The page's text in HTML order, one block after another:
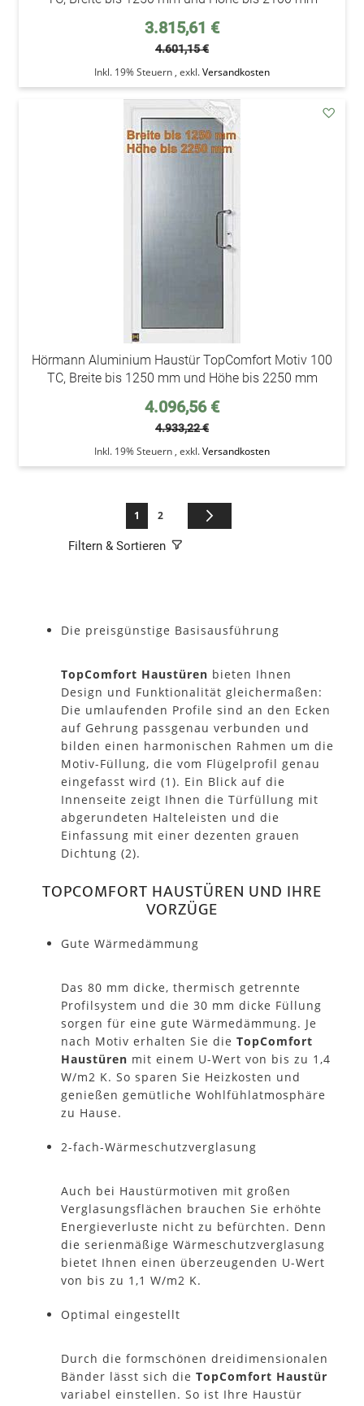
Sonderpreis
3.815,61 €
4.601,15 €
Inkl. 19% Steuern , exkl.Versandkosten
Hörmann Aluminium Haustür TopComfort Motiv 100
TC, Breite bis 1250 mm und Höhe bis 2250 mm
Sonderpreis
4.096,56 €
4.933,22 €
Inkl. 19% Steuern , exkl.Versandkosten
Seite
Sie lesen gerade die Seite
1 Seite
2
Filtern & Sortieren
Die preisgünstige Basisausführung
TopComfort Haustüren bieten Ihnen
Design und Funktionalität gleichermaßen:
Die umlaufenden Profile sind an den Ecken
auf Gehrung passgenau verbunden und
bilden einen harmonischen Rahmen um die
Motiv-Füllung, die vom Flügelprofil genau
eingefasst wird (1). Ein Blick auf die
Innenseite zeigt Ihnen die Türfüllung mit
abgerundeten Halteleisten und die
Einfassung mit einer dezenten grauen
Dichtung (2).
TOPCOMFORT HAUSTÜREN UND IHRE
VORZÜGE
Gute Wärmedämmung
Das 80 mm dicke, thermisch getrennte
Profilsystem und die 30 mm dicke Füllung
sorgen für eine gute Wärmedämmung. Je
nach Motiv erhalten Sie die TopComfort
Haustüren mit einem U-Wert von bis zu 1,4
W/m2 K. So sparen Sie Heizkosten und
genießen gemütliche Wohlfühlatmosphäre
zu Hause.
2-fach-Wärmeschutzverglasung
Auch bei Haustürmotiven mit großen
Verglasungsflächen brauchen Sie erhöhte
Energieverluste nicht zu befürchten. Denn
die serienmäßige Wärmeschutzverglasung
bietet Ihnen einen überzeugenden U-Wert
von bis zu 1,1 W/m2 K.
Optimal eingestellt
Durch die formschönen dreidimensionalen
Bänder lässt sich die TopComfort Haustür
variabel einstellen. So ist Ihre Haustür